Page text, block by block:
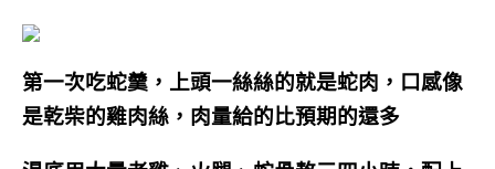
第一次吃蛇羹，上頭一絲絲的就是蛇肉，口感像
是乾柴的雞肉絲，肉量給的比預期的還多